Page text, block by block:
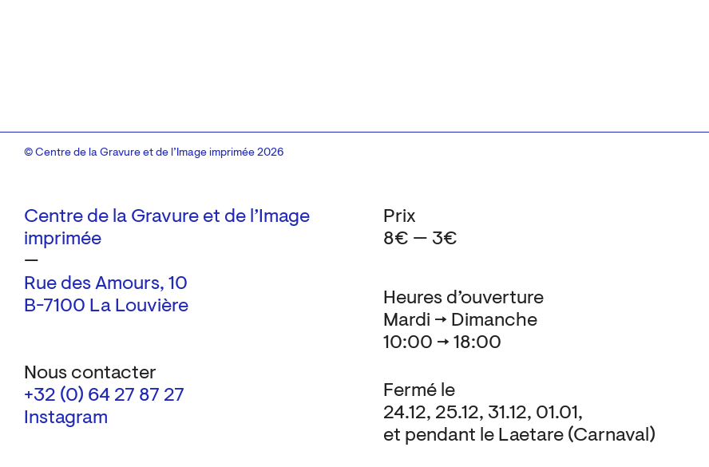
Centre de la Gravure et de l’Image
imprimée
—
Rue des Amours, 10
B-7100 La Louvière
Nous contacter
+32 (0) 64 27 87 27
Instagram
Heures d’ouverture
Mardi → Dimanche
10:00 → 18:00
Fermé le
24.12, 25.12, 31.12, 01.01,
et pendant le Laetare (Carnaval)
Prix
8€ — 3€
© Centre de la Gravure et de l’Image imprimée 2026